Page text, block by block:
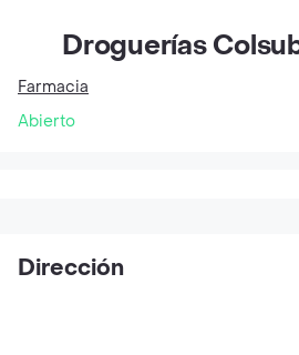
Droguerías
Farmacia
Abierto
Dirección